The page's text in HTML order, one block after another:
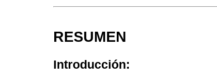
RESUMEN
Introducción: